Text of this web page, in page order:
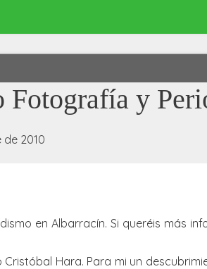
Fotografía y
2010
en Albarracín. Si queréis más
Hara. Para mi un